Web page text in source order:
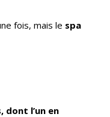
fois, mais le spa
dont l’un en